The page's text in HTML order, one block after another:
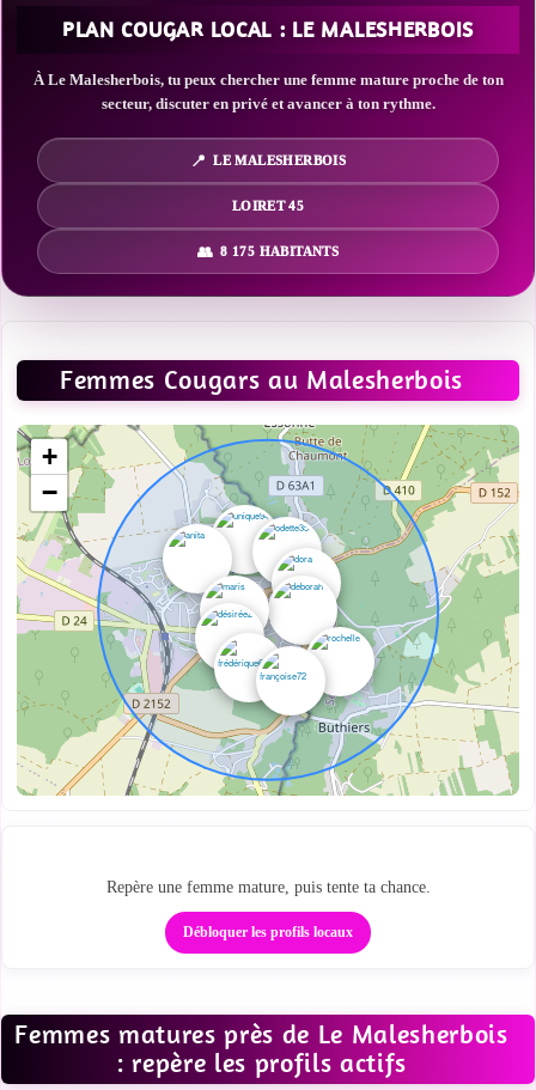
PLAN COUGAR LOCAL : LE MALESHERBOIS
À Le Malesherbois, tu peux chercher une femme mature proche de ton
secteur, discuter en privé et avancer à ton rythme.
LE MALESHERBOIS
LOIRET 45
8 175 HABITANTS
Femmes Cougars au Malesherbois
+
−
Repère une femme mature, puis tente ta chance.
Débloquer les profils locaux
Femmes matures près de Le Malesherbois
: repère les profils actifs
VOIR LES PHOTOS